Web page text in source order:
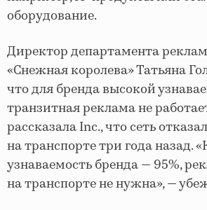
оборудование.
Директор департамента
«Снежная королева» Татьяна
что для бренда высокой
транзитная реклама не
рассказала Inc., что сеть
на транспорте три года назад.
узнаваемость бренда — 95%,
на транспорте не нужна», —